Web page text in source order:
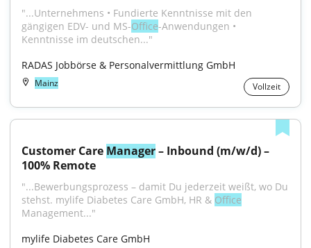
"...Unternehmens • Fundierte Kenntnisse mit den
gängigen EDV- und MS-Office-Anwendungen •
Kenntnisse im deutschen..."
RADAS Jobbörse & Personalvermittlung GmbH
Mainz Vollzeit
Customer Care Manager – Inbound (m/w/d) –
100% Remote
"...Bewerbungsp­rozess – damit Du jederzeit weißt, wo Du
stehst. mylife Diabetes Care GmbH, HR & Office
Management..."
mylife Diabetes Care GmbH